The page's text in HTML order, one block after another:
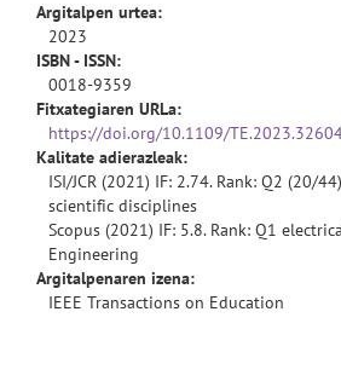
Argitalpen urtea:
2023
ISBN - ISSN:
0018-9359
Fitxategiaren URLa:
https://doi.org/10.1109/
Kalitate adierazleak:
ISI/JCR (2021) IF: 2.74. Rank: Q2 (20/
scientific disciplines
Scopus (2021) IF: 5.8. Rank: Q1
Engineering
Argitalpenaren izena:
IEEE Transactions on Education